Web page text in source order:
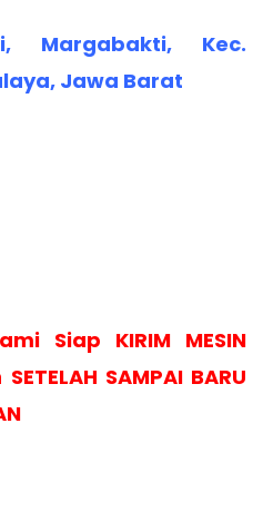
Margabakti, Kec.
Jawa Barat
Siap KIRIM MESIN
SAMPAI BARU